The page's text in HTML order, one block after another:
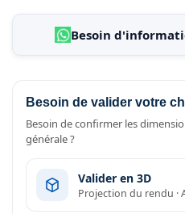
Besoin
Besoin de valider votre
Besoin de confirmer les
générale ?
Valider en 3D
Projection du rendu ·